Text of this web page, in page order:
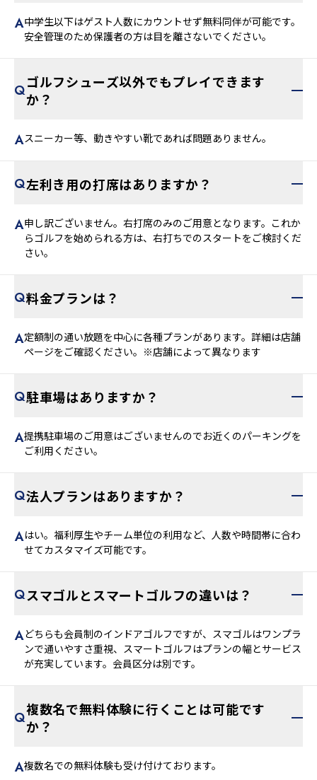
中学生以下はゲスト人数にカウントせず無料同伴が可能です。
安全管理のため保護者の方は目を離さないでください。
ゴルフシューズ以外でもプレイできます
か？
スニーカー等、動きやすい靴であれば問題ありません。
左利き用の打席はありますか？
申し訳ございません。右打席のみのご用意となります。これか
らゴルフを始められる方は、右打ちでのスタートをご検討くだ
さい。
料金プランは？
定額制の通い放題を中心に各種プランがあります。詳細は店舗
ページをご確認ください。※店舗によって異なります
駐車場はありますか？
提携駐車場のご用意はございませんのでお近くのパーキングを
ご利用ください。
法人プランはありますか？
はい。福利厚生やチーム単位の利用など、人数や時間帯に合わ
せてカスタマイズ可能です。
スマゴルとスマートゴルフの違いは？
どちらも会員制のインドアゴルフですが、スマゴルはワンプラ
ンで通いやすさ重視、スマートゴルフはプランの幅とサービス
が充実しています。会員区分は別です。
複数名で無料体験に行くことは可能です
か？
複数名での無料体験も受け付けております。